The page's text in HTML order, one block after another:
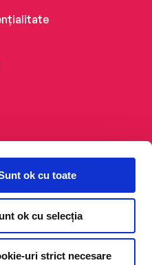
ok cu toate
ok cu selecția
uri strict necesare